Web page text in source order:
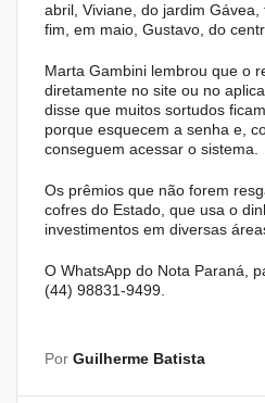
abril, Viviane, do jardim
fim, em maio, Gustavo, do
Marta Gambini lembrou que o
diretamente no site ou no
disse que muitos sortudos
porque esquecem a senha e,
conseguem acessar o sistema.
Os prêmios que não forem
cofres do Estado, que usa o
investimentos em diversas
O WhatsApp do Nota Paraná,
(44) 98831-9499.
Por Guilherme Batista